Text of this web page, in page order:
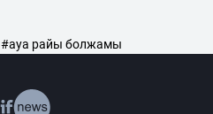
#ауа райы болжамы